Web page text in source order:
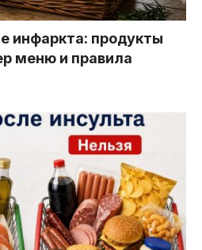
инфаркта: продукты
меню и правила